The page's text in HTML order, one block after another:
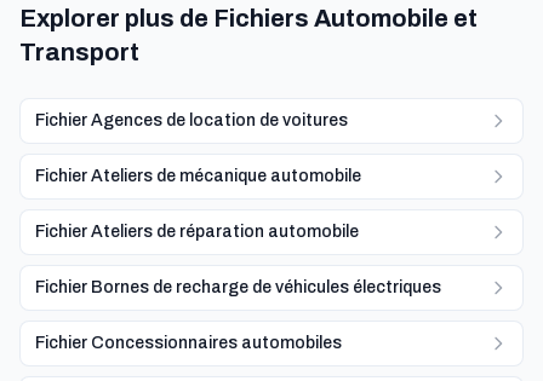
Explorer plus de Fichiers Automobile et
Transport
Fichier Agences de location de voitures
Fichier Ateliers de mécanique automobile
Fichier Ateliers de réparation automobile
Fichier Bornes de recharge de véhicules électriques
Fichier Concessionnaires automobiles